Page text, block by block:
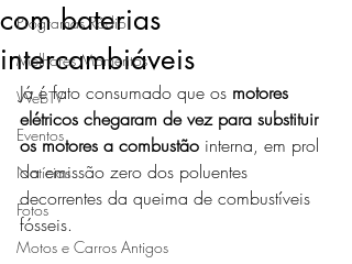
Programas Rádio
Melhores Momentos
WebTV
Eventos
Notícias
Fotos
Motos e Carros Antigos
com baterias
intercambiáveis
Já é fato consumado que os motores
elétricos chegaram de vez para substituir
os motores a combustão interna, em prol
da emissão zero dos poluentes
decorrentes da queima de combustíveis
fósseis.